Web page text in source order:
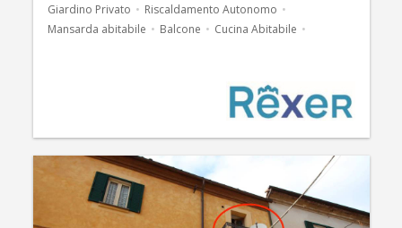
Giardino Privato
Riscaldamento Autonomo
Mansarda abitabile
Balcone
Cucina Abitabile